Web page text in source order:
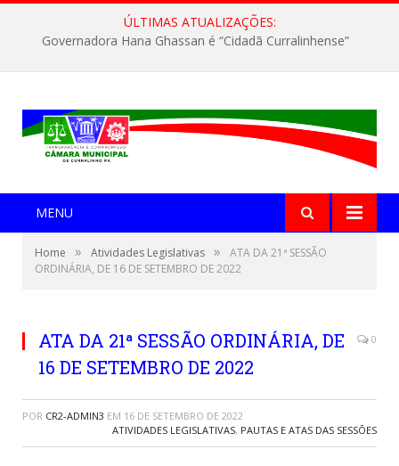
ÚLTIMAS ATUALIZAÇÕES:
Governadora Hana Ghassan é “Cidadã Curralinhense”
MENU
Home » Atividades Legislativas »
ATA DA 21ª SESSÃO
ORDINÁRIA, DE 16 DE SETEMBRO DE 2022
ATA DA 21ª SESSÃO ORDINÁRIA, DE
16 DE SETEMBRO DE 2022
0
POR CR2-ADMIN3 EM 16 DE SETEMBRO DE 2022
ATIVIDADES LEGISLATIVAS, PAUTAS E ATAS DAS SESSÕES